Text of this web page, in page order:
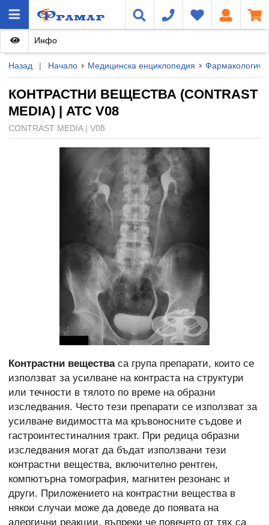
Назад | Начало Медицинска енциклопедия
КОНТРАСТНИ ВЕЩЕСТВА (CONTRAST
MEDIA) | ATC V08
CONTRAST MEDIA | V08
Инфо
Контрастни веществаса група препарати, които се
използват за усилване на контраста на структури
или течности в тялото по време на образни
изследвания. Често тези препарати се използват за
усилване видимостта ма кръвоносните съдове и
гастроинтестиналния тракт. При редица образни
изследвания могат да бъдат използвани тези
контрастни вещества, включително рентген,
компютърна томография, магнитен резонанс и
други. Приложението на контрастни вещества в
някои случаи може да доведе до появата на
алергични реакции, въпреки че повечето от тях са